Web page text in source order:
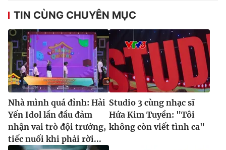
TIN CÙNG CHUYÊN MỤC
Nhà mình quá đỉnh: Hải
Yến Idol lần đầu đảm
nhận vai trò đội trưởng,
tiếc nuối khi phải rời...
Studio 3 cùng nhạc sĩ
Hứa Kim Tuyền: "Tôi
không còn viết tình ca"